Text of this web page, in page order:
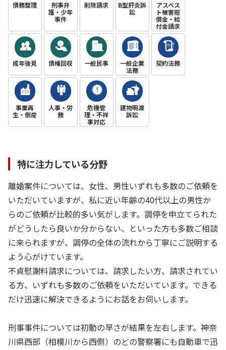
債務整理
刑事弁
護・少年
事件
削除請求
B型肝炎訴
訟
アスベス
ト被害賠
償金・給
付金請求
成年後見 債権回収 一般民事
一般企業
法務
契約法務
事業再
生・倒産
人事・労
務
危機管
理・不祥
事対応
建物明渡
訴訟
特に注力している分野
離婚案件については、女性、男性いずれも多数のご依頼を
いただいていますが、私に近い年齢の40代以上の男性か
らのご依頼が比較的多い気がします。調停を申立てられた
がどうしたら良いか分からない、といった方も多数ご相談
に来られますが、調停の全体の流れから丁寧にご説明する
よう心がけています。
不貞慰謝料請求については、請求したい方、請求されてい
る方、いずれも多数のご依頼をいただいています。できる
だけ迅速に解決できるようにお話をお伺いします。
刑事事件については初動の早さが結果を左右します。神奈
川県西部（相模川から西側）のどの警察署にも自動車で迅